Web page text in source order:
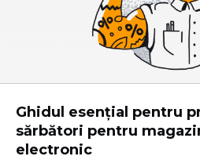
Ghidul esențial pentru
sărbători pentru
electronic